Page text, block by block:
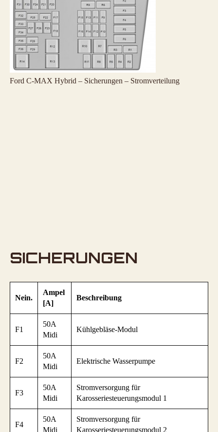
Ford C-MAX Hybrid – Sicherungen – Stromverteilung
SICHERUNGEN
Nein.
Ampel
[A]
Beschreibung
F1
50A
Midi
Kühlgebläse-Modul
F2
50A
Midi
Elektrische Wasserpumpe
F3
50A
Midi
Stromversorgung für
Karosseriesteuerungsmodul 1
F4
50A
Midi
Stromversorgung für
Karosseriesteuerungsmodul 2